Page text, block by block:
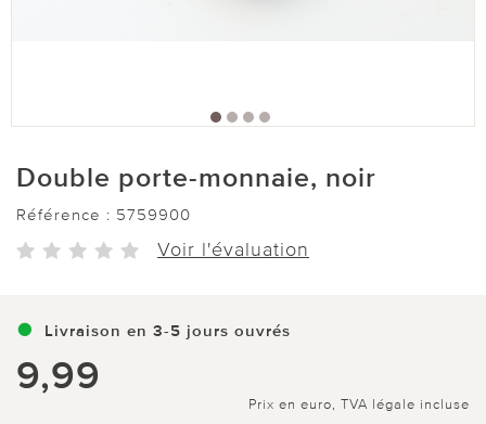
Double porte-monnaie, noir
Référence : 5759900
Voir l'évaluation
Livraison en 3-5 jours ouvrés
9,99
Prix en euro, TVA légale incluse